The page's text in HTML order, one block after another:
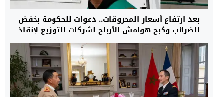
بعد ارتفاع أسعار المحروقات.. دعوات للحكومة بخفض
الضرائب وكبح هوامش الأرباح لشركات التوزيع لإنقاذ
القدرة الشرائية